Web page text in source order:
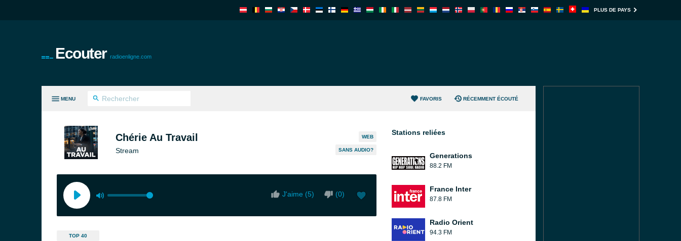
PLUS DE PAYS
Ecouter radioenligne.com
MENU FAVORIS RÉCEMMENT ÉCOUTÉ
Chérie Au Travail
Stream
WEB
SANS AUDIO?
J'aime (5) (0)
TOP 40
Stations reliées
Generations
88.2 FM
France Inter
87.8 FM
Radio Orient
94.3 FM